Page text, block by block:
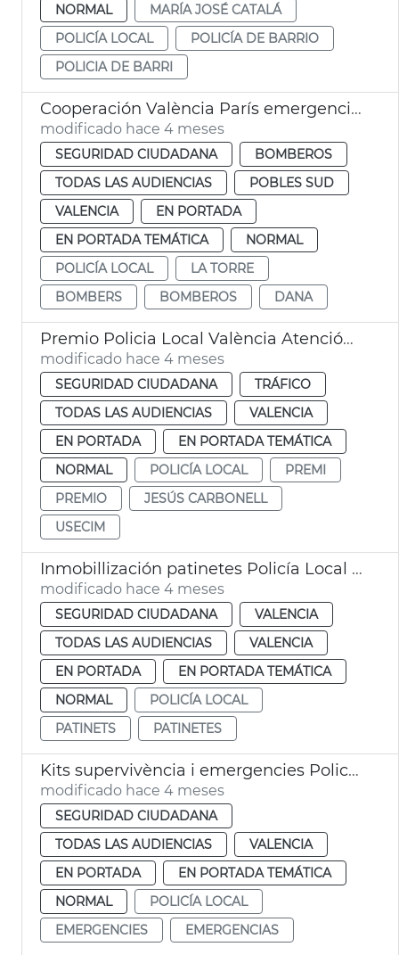
NORMAL
MARÍA JOSÉ CATALÁ
POLICÍA LOCAL
POLICÍA DE BARRIO
POLICIA DE BARRI
Cooperación València París emergencias dana
modificado hace 4 meses
SEGURIDAD CIUDADANA
BOMBEROS
TODAS LAS AUDIENCIAS
POBLES SUD
VALENCIA
EN PORTADA
EN PORTADA TEMÁTICA
NORMAL
POLICÍA LOCAL
LA TORRE
BOMBERS
BOMBEROS DANA
Premio Policia Local València Atención víctimas siniestros viales
modificado hace 4 meses
SEGURIDAD CIUDADANA
TRÁFICO
TODAS LAS AUDIENCIAS
VALENCIA
EN PORTADA
EN PORTADA TEMÁTICA
NORMAL
POLICÍA LOCAL
PREMI
PREMIO
JESÚS CARBONELL
USECIM
Inmobillización patinetes Policía Local València
modificado hace 4 meses
SEGURIDAD CIUDADANA
VALENCIA
TODAS LAS AUDIENCIAS
VALENCIA
EN PORTADA
EN PORTADA TEMÁTICA
NORMAL
POLICÍA LOCAL
PATINETS
PATINETES
Kits supervivència i emergencies Policia Local València
modificado hace 4 meses
SEGURIDAD CIUDADANA
TODAS LAS AUDIENCIAS
VALENCIA
EN PORTADA
EN PORTADA TEMÁTICA
NORMAL
POLICÍA LOCAL
EMERGENCIES
EMERGENCIAS